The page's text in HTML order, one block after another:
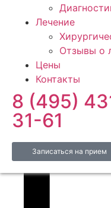
Лечение
Отзывы о
Цены
Контакты
8 (495)
31-61
Записаться на прием
вмешательства:
месте, которое
оставления
способствовать
опухоли.